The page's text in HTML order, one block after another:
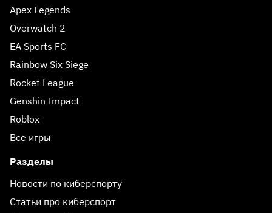
Apex Legends
Overwatch 2
EA Sports FC
Rainbow Six Siege
Rocket League
Genshin Impact
Roblox
Все игры
Разделы
Новости по киберспорту
Статьи про киберспорт